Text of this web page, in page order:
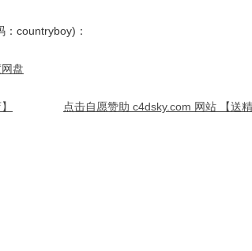
countryboy)：
盘
点击自愿赞助 c4dsky.com 网站 【送精